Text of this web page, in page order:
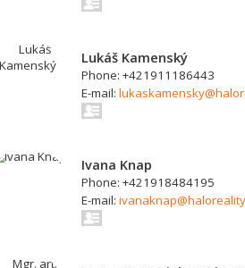
Lukáš Kamenský
Phone: +421911186443
E-mail:
Ivana Knap
Phone: +421918484195
E-mail: